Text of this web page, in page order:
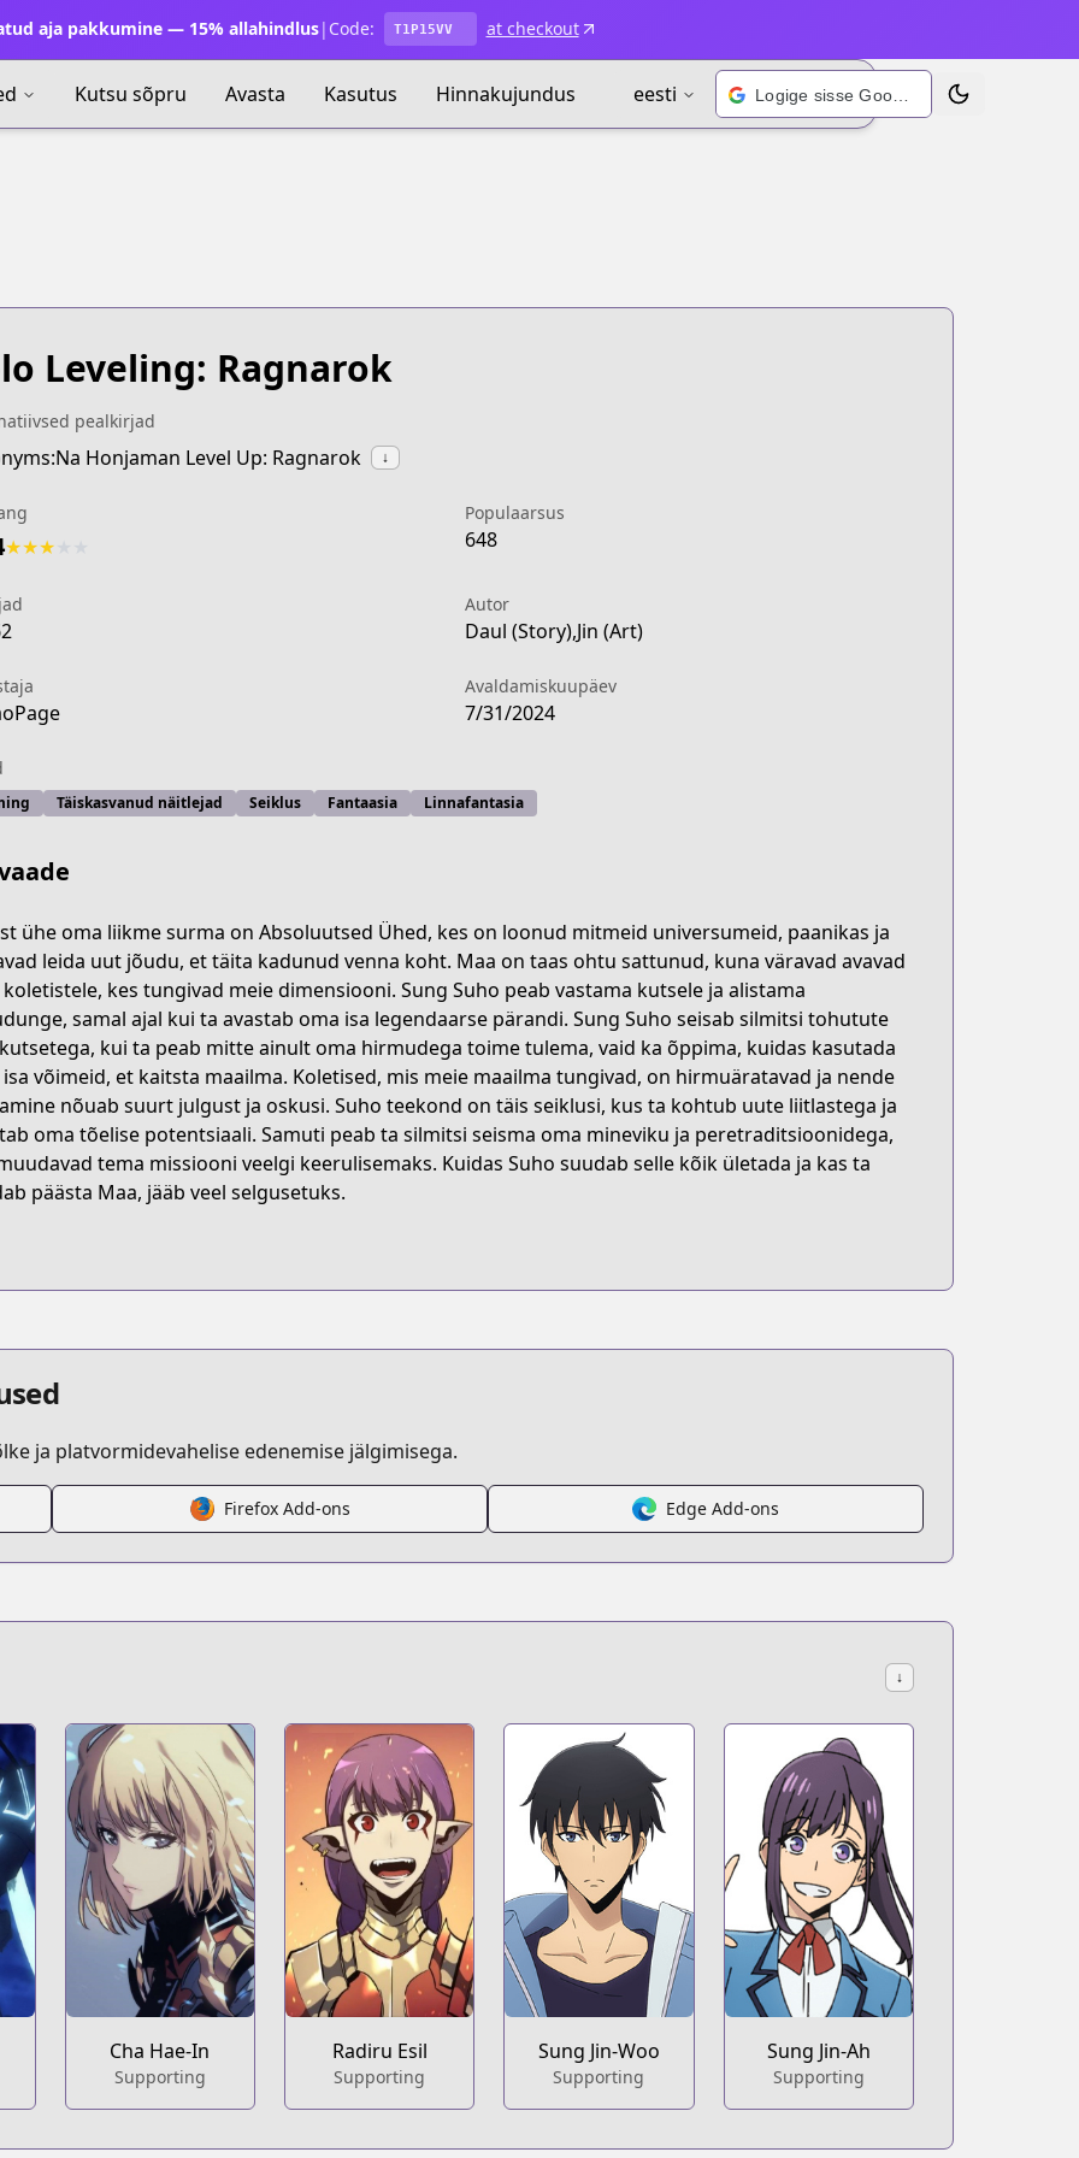
aja pakkumine — 15% allahindlus| Code: T1P15VV at checkout
Kutsu sõpru Avasta Kasutus Hinnakujundus eesti Vaheta teema
4890-9edb-1ddf04df2039
leveling-ragnarok
Leveling: Ragnarok
pealkirjad
Honjaman Level Up: Ragnarok ↓
★★★
Populaarsus
648
Autor
Daul (Story),Jin (Art)
Avaldamiskuupäev
7/31/2024
Täiskasvanud näitlejad Seiklus Fantaasia Linnafantasia
ühe oma liikme surma on Absoluutsed Ühed, kes on loonud mitmeid universumeid, paanikas ja
leida uut jõudu, et täita kadunud venna koht. Maa on taas ohtu sattunud, kuna väravad avavad
kes tungivad meie dimensiooni. Sung Suho peab vastama kutsele ja alistama
samal ajal kui ta avastab oma isa legendaarse pärandi. Sung Suho seisab silmitsi tohutute
kui ta peab mitte ainult oma hirmudega toime tulema, vaid ka õppima, kuidas kasutada
võimeid, et kaitsta maailma. Koletised, mis meie maailma tungivad, on hirmuäratavad ja nende
nõuab suurt julgust ja oskusi. Suho teekond on täis seiklusi, kus ta kohtub uute liitlastega ja
oma tõelise potentsiaali. Samuti peab ta silmitsi seisma oma mineviku ja peretraditsioonidega,
tema missiooni veelgi keerulisemaks. Kuidas Suho suudab selle kõik ületada ja kas ta
päästa Maa, jääb veel selgusetuks.
ja platvormidevahelise edenemise jälgimisega.
Firefox Add-ons Edge Add-ons
↓
Cha Hae-In
Supporting
Radiru Esil
Supporting
Sung Jin-Woo
Supporting
Sung Jin-Ah
Supporting